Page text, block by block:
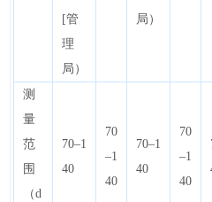
[管
理
局）
局）
测
量
范
围
（d
70–1
40
70
–1
40
70–1
40
70
–1
40